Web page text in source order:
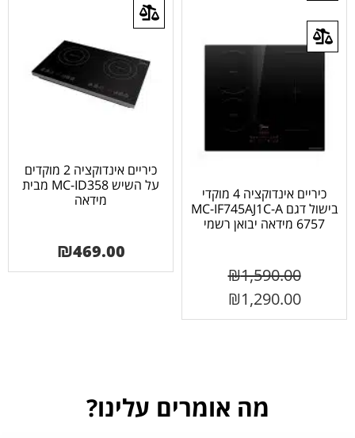
כיריים אינדוקציה 4 מוקדי
בישול דגם MC-IF745AJ1C-A
6757 מידאה יבואן רשמי
₪1,590.00
₪1,290.00
כיריים אינדוקציה 2 מוקדים
על השיש MC-ID358 מבית
מידאה
₪469.00
מה אומרים עלינו?